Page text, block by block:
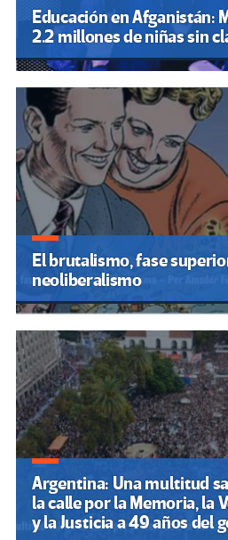
Educación en Afganistán:
2.2 millones de niñas sin
El brutalismo, fase
neoliberalismo
Argentina: Una multitud
la calle por la Memoria, la
y la Justicia a 49 años del